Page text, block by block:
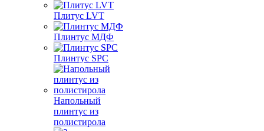
Плитус LVT
Плинтус МДФ
Плинтус SPC
Напольный
плинтус из
полистирола